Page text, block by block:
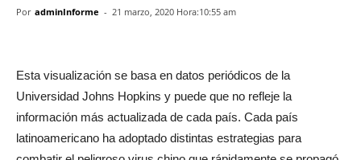
Por adminInforme - 21 marzo, 2020 Hora:10:55 am
Esta visualización se basa en datos periódicos de la
Universidad Johns Hopkins y puede que no refleje la
información más actualizada de cada país. Cada país
latinoamericano ha adoptado distintas estrategias para